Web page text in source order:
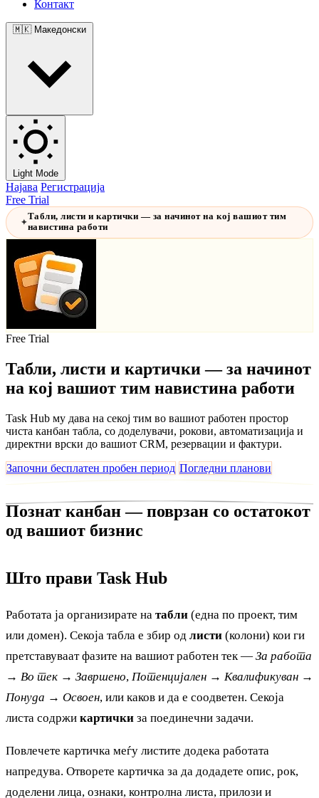
Контакт
🇲🇰 Македонски
Light Mode
Најава Регистрација
Free Trial
✦
Табли, листи и картички — за начинот на кој вашиот тим
навистина работи
Free Trial
Табли, листи и картички — за начинот
на кој вашиот тим навистина работи
Task Hub му дава на секој тим во вашиот работен простор
чиста канбан табла, со доделувачи, рокови, автоматизација и
директни врски до вашиот CRM, резервации и фактури.
Започни бесплатен пробен период Погледни планови
Познат канбан — поврзан со остатокот
од вашиот бизнис
Што прави Task Hub
Работата ја организирате на табли (една по проект, тим
или домен). Секоја табла е збир од листи (колони) кои ги
претставуваат фазите на вашиот работен тек — За работа
→ Во тек → Завршено, Потенцијален → Квалификуван →
Понуда → Освоен, или каков и да е соодветен. Секоја
листа содржи картички за поединечни задачи.
Повлечете картичка меѓу листите додека работата
напредува. Отворете картичка за да додадете опис, рок,
доделени лица, ознаки, контролна листа, прилози и